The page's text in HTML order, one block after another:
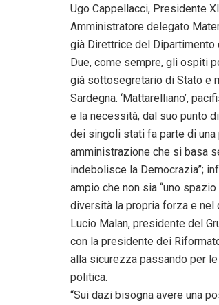
Ugo Cappellacci, Presidente
Amministratore delegato
già Direttrice del Dipartimento
Due, come sempre, gli ospiti
già sottosegretario di Stato e
Sardegna. ‘Mattarelliano’,
e la necessità, dal suo punto
dei singoli stati fa parte di
amministrazione che si basa
indebolisce la Democrazia”;
ampio che non sia “uno
diversità la propria forza e nel
Lucio Malan, presidente del
con la presidente dei
alla sicurezza passando per
politica.
“Sui dazi bisogna avere una